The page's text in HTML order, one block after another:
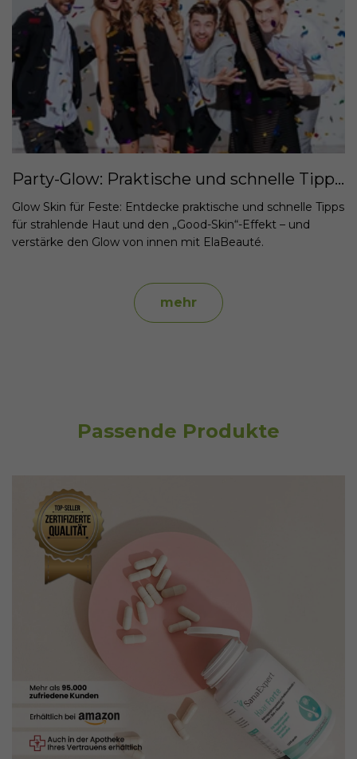
Party-Glow: Praktische und schnelle Tipps für strahlende Haut und den „Good-Skin“-Effekt
Glow Skin für Feste: Entdecke praktische und schnelle Tipps
für strahlende Haut und den „Good-Skin“-Effekt – und
verstärke den Glow von innen mit ElaBeauté.
mehr
Passende Produkte